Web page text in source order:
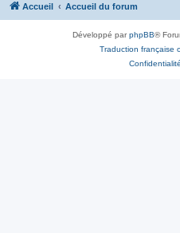
Accueil Accueil du forum
Développé parphpBB®
Traduction française
Confidentialité